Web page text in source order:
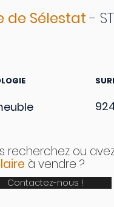
de Sélestat-
recherchez ou
à vendre ?
Contactez-nous !